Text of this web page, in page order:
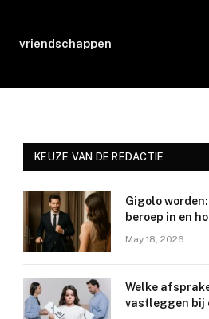
vriendschappen
KEUZE VAN DE REDACTIE
Gigolo
beroep in en
May 18, 2026
Welke
vastleggen bij